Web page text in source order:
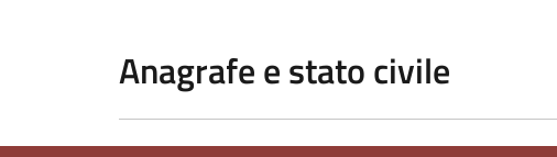
Anagrafe e stato civile